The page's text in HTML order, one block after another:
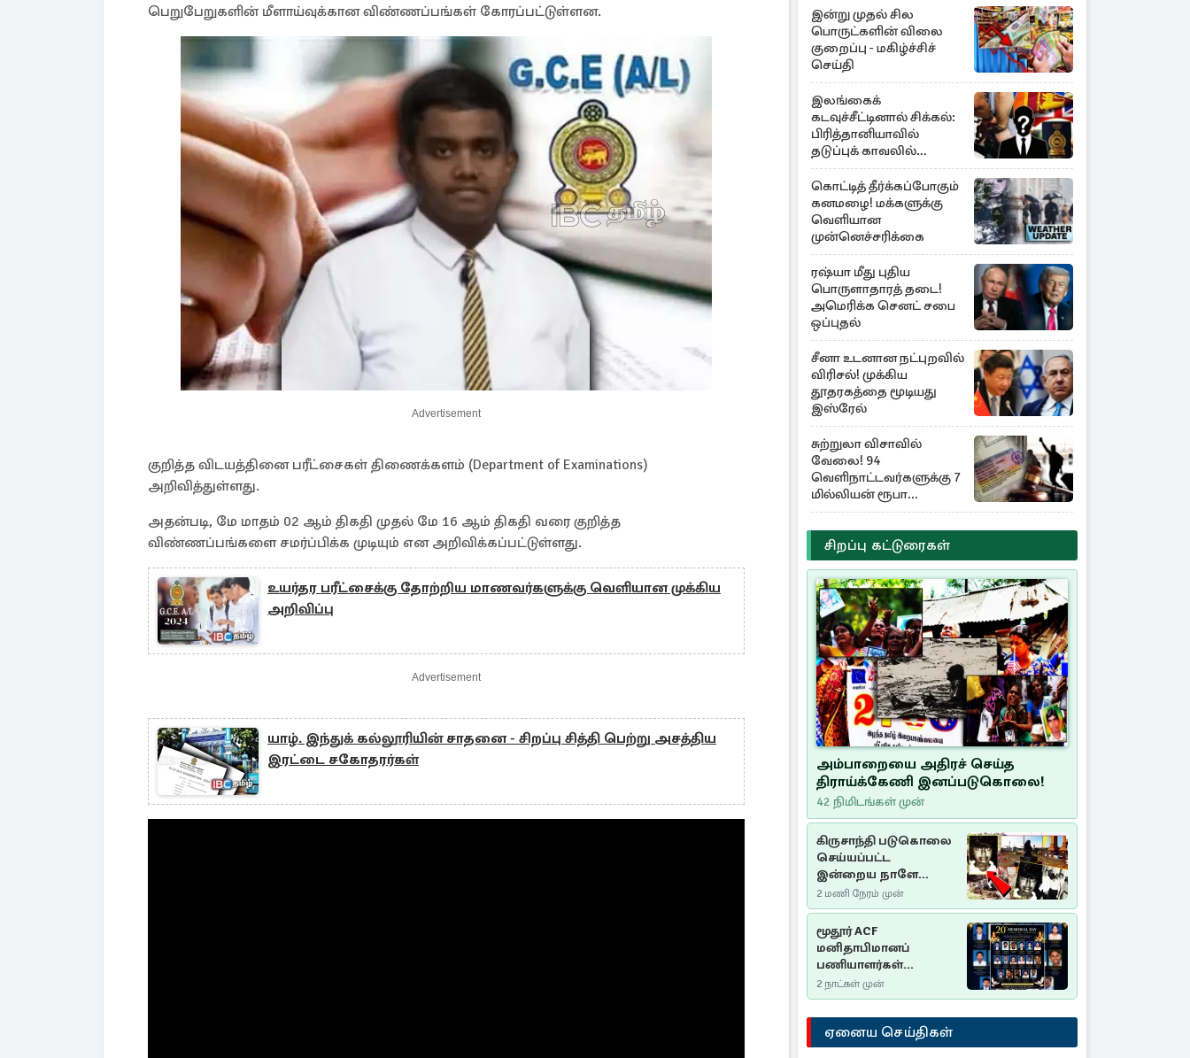
பெறுபேறுகளின் மீளாய்வுக்கான விண்ணப்பங்கள் கோரப்பட்டுள்ளன.
Advertisement
குறித்த விடயத்தினை பரீட்சைகள் திணைக்களம் (Department of Examinations)
அறிவித்துள்ளது.
அதன்படி, மே மாதம் 02 ஆம் திகதி முதல் மே 16 ஆம் திகதி வரை குறித்த
விண்ணப்பங்களை சமர்ப்பிக்க முடியும் என அறிவிக்கப்பட்டுள்ளது.
உயர்தர பரீட்சைக்கு தோற்றிய மாணவர்களுக்கு வெளியான முக்கிய
அறிவிப்பு
Advertisement
யாழ். இந்துக் கல்லூரியின் சாதனை - சிறப்பு சித்தி பெற்று அசத்திய
இரட்டை சகோதரர்கள்
இன்று முதல் சில
பொருட்களின் விலை
குறைப்பு - மகிழ்ச்சிச்
செய்தி
இலங்கைக்
கடவுச்சீட்டினால் சிக்கல்:
பிரித்தானியாவில்
தடுப்புக் காவலில்
முன்னாள் எம்.பி!
கொட்டித் தீர்க்கப்போகும்
கனமழை! மக்களுக்கு
வெளியான
முன்னெச்சரிக்கை
ரஷ்யா மீது புதிய
பொருளாதாரத் தடை!
அமெரிக்க செனட் சபை
ஒப்புதல்
சீனா உடனான நட்புறவில்
விரிசல்! முக்கிய
தூதரகத்தை மூடியது
இஸ்ரேல்
சுற்றுலா விசாவில்
வேலை! 94
வெளிநாட்டவர்களுக்கு 7
மில்லியன் ரூபா
அபராதம்
சிறப்பு கட்டுரைகள்
அம்பாறையை அதிரச் செய்த
திராய்க்கேணி இனப்படுகொலை!
42 நிமிடங்கள் முன்
கிருசாந்தி படுகொலை
செய்யப்பட்ட
இன்றைய நாளே
செம்மணி
இனப்படுகொலை
தினம்…!
2 மணி நேரம் முன்
மூதூர் ACF
மனிதாபிமானப்
பணியாளர்கள்
படுகொலை (2006): 20
ஆண்டுகளாகியும் நீதி
மறுக்கப்பட்ட
மனிதாபிமானப்
பேரவலம்
2 நாட்கள் முன்
ஏனைய செய்திகள்